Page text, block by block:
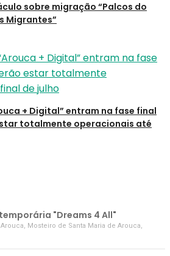
sobre migração “Palcos do
Migrantes”
+ Digital” entram na fase final
totalmente operacionais até
"Dreams 4 All"
, Mosteiro de Santa Maria de Arouca,